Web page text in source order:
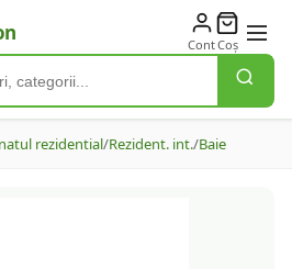
ContCoș
rezidential/Rezident. int./Baie